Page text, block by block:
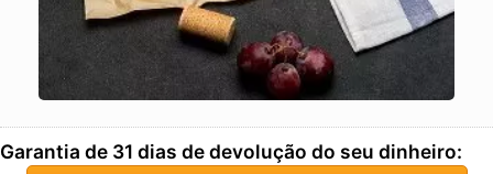
Garantia de 31 dias de devolução do seu dinheiro: